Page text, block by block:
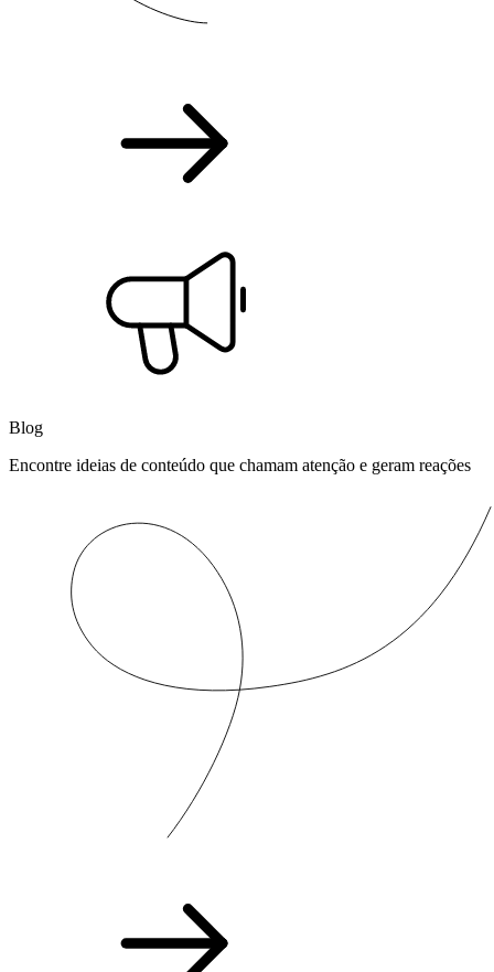
Blog
Encontre ideias de conteúdo que chamam atenção e geram reações